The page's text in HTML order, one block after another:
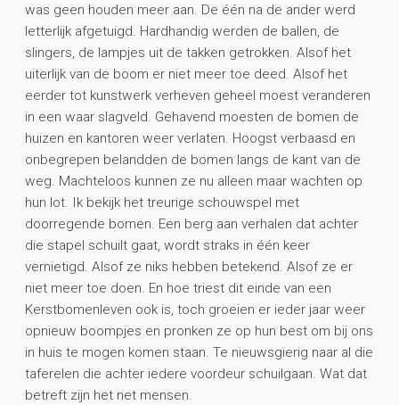
was geen houden meer aan. De één na de ander werd
letterlijk afgetuigd. Hardhandig werden de ballen, de
slingers, de lampjes uit de takken getrokken. Alsof het
uiterlijk van de boom er niet meer toe deed. Alsof het
eerder tot kunstwerk verheven geheel moest veranderen
in een waar slagveld. Gehavend moesten de bomen de
huizen en kantoren weer verlaten. Hoogst verbaasd en
onbegrepen belandden de bomen langs de kant van de
weg. Machteloos kunnen ze nu alleen maar wachten op
hun lot. Ik bekijk het treurige schouwspel met
doorregende bomen. Een berg aan verhalen dat achter
die stapel schuilt gaat, wordt straks in één keer
vernietigd. Alsof ze niks hebben betekend. Alsof ze er
niet meer toe doen. En hoe triest dit einde van een
Kerstbomenleven ook is, toch groeien er ieder jaar weer
opnieuw boompjes en pronken ze op hun best om bij ons
in huis te mogen komen staan. Te nieuwsgierig naar al die
taferelen die achter iedere voordeur schuilgaan. Wat dat
betreft zijn het net mensen.